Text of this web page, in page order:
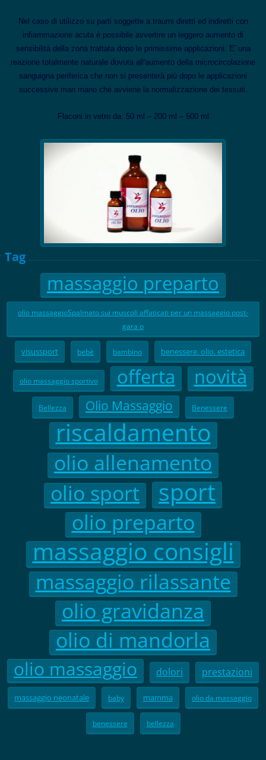
Nel caso di utilizzo su parti soggette a traumi diretti ed indiretti con
infiammazione acuta è possibile avvertire un leggero aumento di
sensibilità della zona trattata dopo le primissime applicazioni. E' una
reazione totalmente naturale dovuta all'aumento della microcircolazione
sanguigna periferica che non si presenterà più dopo le applicazioni
successive man mano che avviene la normalizzazione dei tessuti.
Flaconi in vetro da: 50 ml – 200 ml – 500 ml
Tag
massaggio preparto
olio massaggioSpalmato sui muscoli affaticati per un massaggio post-
gara o
visussport bebè bambino benessere. olio. estetica
olio massaggio sportivo offerta novità
Bellezza Olio Massaggio Benessere
riscaldamento
olio allenamento
olio sport
sport
olio preparto
massaggio consigli
massaggio rilassante
olio gravidanza
olio di mandorla
olio massaggio dolori prestazioni
massaggio neonatale baby mamma olio da massaggio
benessere bellezza